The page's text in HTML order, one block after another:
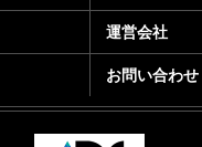
運営会社
お問い合わせ